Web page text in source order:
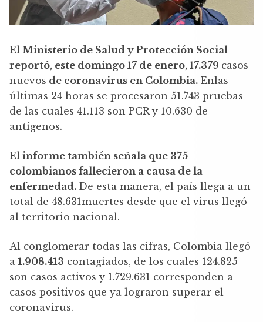
El Ministerio de Salud y Protección Social
reportó, este domingo 17 de enero, 17.379 casos
nuevos de coronavirus en Colombia. Enlas
últimas 24 horas se procesaron 51.743 pruebas
de las cuales 41.113 son PCR y 10.630 de
antígenos.
El informe también señala que 375
colombianos fallecieron a causa de la
enfermedad. De esta manera, el país llega a un
total de 48.631muertes desde que el virus llegó
al territorio nacional.
Al conglomerar todas las cifras, Colombia llegó
a 1.908.413 contagiados, de los cuales 124.825
son casos activos y 1.729.631 corresponden a
casos positivos que ya lograron superar el
coronavirus.